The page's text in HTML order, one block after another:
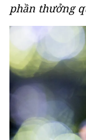
phần thưởng